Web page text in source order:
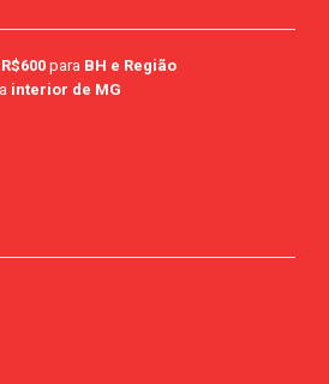
R$600 para BH e Região
interior de MG